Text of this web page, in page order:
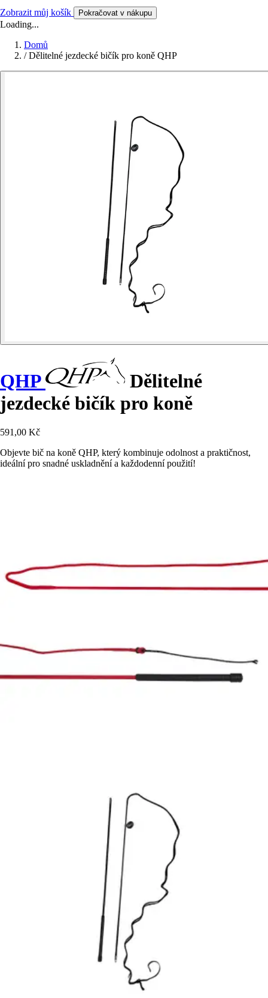
Zobrazit můj košík Pokračovat v nákupu
Loading...
Domů
/ Dělitelné jezdecké bičík pro koně QHP
QHP
Dělitelné
jezdecké bičík pro koně
591,00 Kč
Objevte bič na koně QHP, který kombinuje odolnost a praktičnost,
ideální pro snadné uskladnění a každodenní použití!